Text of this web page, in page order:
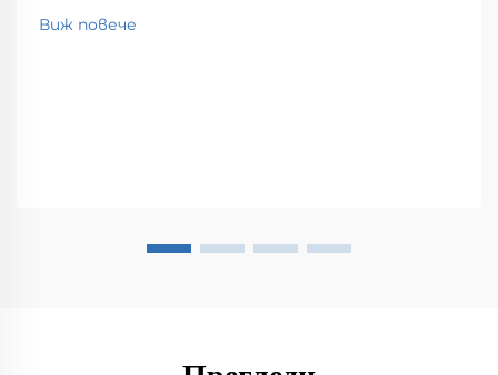
Виж повече